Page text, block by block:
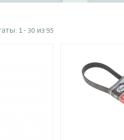
1 - 30 из 95